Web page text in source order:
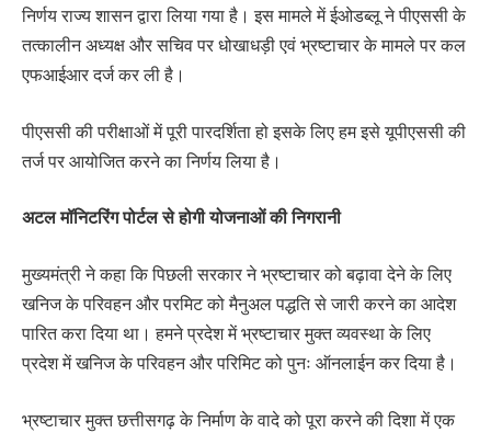
निर्णय राज्य शासन द्वारा लिया गया है। इस मामले में ईओडब्लू ने पीएससी के
तत्कालीन अध्यक्ष और सचिव पर धोखाधड़ी एवं भ्रष्टाचार के मामले पर कल
एफआईआर दर्ज कर ली है।
पीएससी की परीक्षाओं में पूरी पारदर्शिता हो इसके लिए हम इसे यूपीएससी की
तर्ज पर आयोजित करने का निर्णय लिया है।
अटल मॉनिटरिंग पोर्टल से होगी योजनाओं की निगरानी
मुख्यमंत्री ने कहा कि पिछली सरकार ने भ्रष्टाचार को बढ़ावा देने के लिए
खनिज के परिवहन और परमिट को मैनुअल पद्धति से जारी करने का आदेश
पारित करा दिया था। हमने प्रदेश में भ्रष्टाचार मुक्त व्यवस्था के लिए
प्रदेश में खनिज के परिवहन और परिमिट को पुनः ऑनलाईन कर दिया है।
भ्रष्टाचार मुक्त छत्तीसगढ़ के निर्माण के वादे को पूरा करने की दिशा में एक